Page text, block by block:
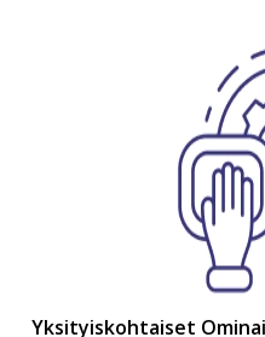
Yksityiskohtaiset